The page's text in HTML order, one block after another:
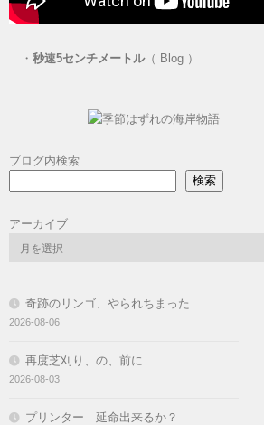
・ 秒速5センチメートル（ Blog ）
ブログ内検索
検索
アーカイブ
奇跡のリンゴ、やられちまった
2026-08-06
再度芝刈り、の、前に
2026-08-03
プリンター 延命出来るか？